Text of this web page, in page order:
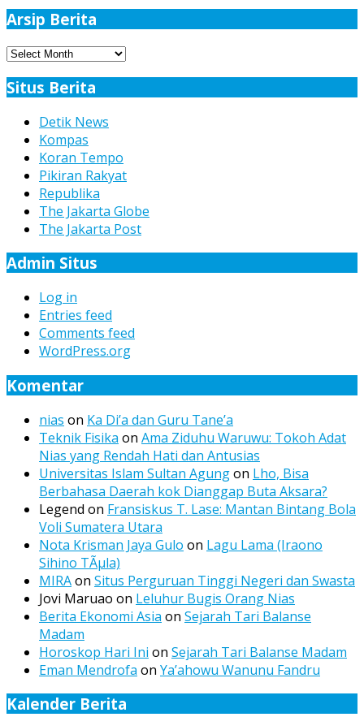
Arsip Berita
Arsip
Situs Berita
Detik News
Kompas
Koran Tempo
Pikiran Rakyat
Republika
The Jakarta Globe
The Jakarta Post
Admin Situs
Log in
Entries feed
Comments feed
WordPress.org
Komentar
nias on Ka Di’a dan Guru Tane’a
Teknik Fisika on Ama Ziduhu Waruwu: Tokoh Adat
Nias yang Rendah Hati dan Antusias
Universitas Islam Sultan Agungon Lho, Bisa
Berbahasa Daerah kok Dianggap Buta Aksara?
Legend on Fransiskus T. Lase: Mantan Bintang Bola
Voli Sumatera Utara
Nota Krisman Jaya Gulo on Lagu Lama (Iraono
Sihino TÃµla)
MIRAon Situs Perguruan Tinggi Negeri dan Swasta
Jovi Maruao on Leluhur Bugis Orang Nias
Berita Ekonomi Asia on Sejarah Tari Balanse
Madam
Horoskop Hari Ini on Sejarah Tari Balanse Madam
Eman Mendrofa on Ya’ahowu Wanunu Fandru
Kalender Berita